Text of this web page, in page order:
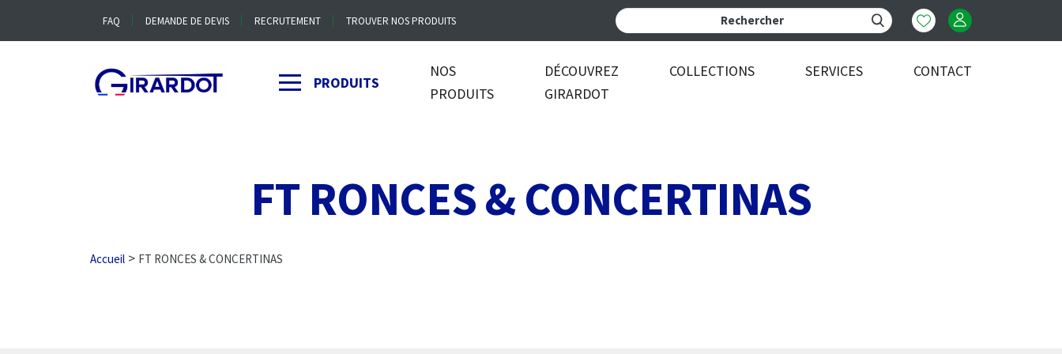
FAQ DEMANDE DE DEVIS RECRUTEMENT TROUVER NOS PRODUITS
PRODUITS
NOS
PRODUITS
DÉCOUVREZ
GIRARDOT
COLLECTIONS SERVICES CONTACT
FT RONCES & CONCERTINAS
Accueil > FT RONCES & CONCERTINAS